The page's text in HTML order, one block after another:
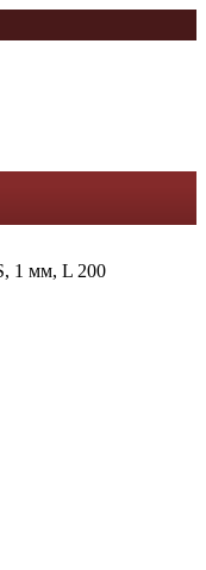
1 мм, L 200